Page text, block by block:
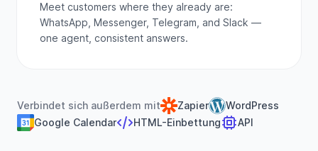
Meet customers where they already are:
WhatsApp, Messenger, Telegram, and Slack —
one agent, consistent answers.
Verbindet sich außerdem mit Zapier
WordPress
Google Calendar
HTML-Einbettung API